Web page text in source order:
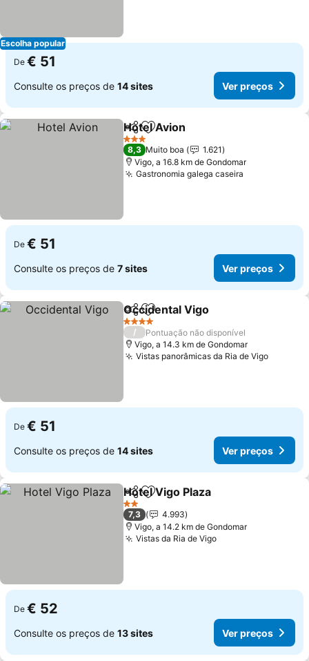
Escolha popular
De € 51
Consulte os preços de 14 sites Ver preços
PartilharAdicionar aos favoritos
Hotel Avion
3 Estrelas
8,3 Muito boa
1.621
Vigo, a 16.8 km de Gondomar
Gastronomia galega caseira
De € 51
Consulte os preços de 7 sites Ver preços
PartilharAdicionar aos favoritos
Occidental Vigo
4 Estrelas
/
Pontuação não disponível
Vigo, a 14.3 km de Gondomar
Vistas panorâmicas da Ria de VigoVer
De € 51
Consulte os preços de 14 sites Ver preços
PartilharAdicionar aos favoritos
Hotel Vigo Plaza
2 Estrelas
7,3
4.993
Vigo, a 14.2 km de Gondomar
Vistas da Ria de VigoVer preços
De € 52
Consulte os preços de 13 sites Ver preços